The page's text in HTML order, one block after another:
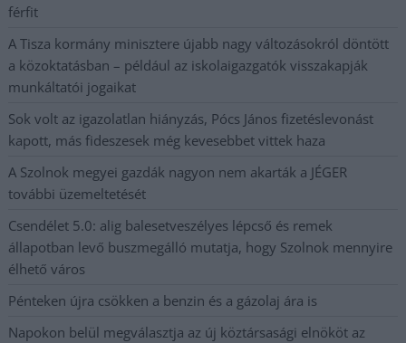
férfit
A Tisza kormány minisztere újabb nagy változásokról döntött
a közoktatásban – például az iskolaigazgatók visszakapják
munkáltatói jogaikat
Sok volt az igazolatlan hiányzás, Pócs János fizetéslevonást
kapott, más fideszesek még kevesebbet vittek haza
A Szolnok megyei gazdák nagyon nem akarták a JÉGER
további üzemeltetését
Csendélet 5.0: alig balesetveszélyes lépcső és remek
állapotban levő buszmegálló mutatja, hogy Szolnok mennyire
élhető város
Pénteken újra csökken a benzin és a gázolaj ára is
Napokon belül megválasztja az új köztársasági elnököt az